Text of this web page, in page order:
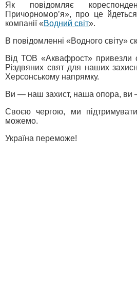
Як повідомляє
Причорномор’я», про це
компанії «Водний світ».
В повідомленні «Водного світу»
Від ТОВ «Аквафрост» привезли
Різдвяних свят для наших
Херсонському напрямку.
Ви — наш захист, наша опора, ви
Своєю чергою, ми
можемо.
Україна переможе!